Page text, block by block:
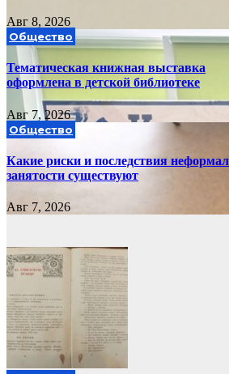
Авг 8, 2026
Общество
Тематическая книжная выставка
оформлена в детской библиотеке
Авг 7, 2026
Общество
Какие риски и последствия
занятости существуют
Авг 7, 2026